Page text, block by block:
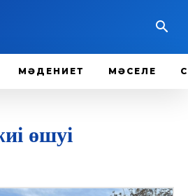
МӘДЕНИЕТ МӘСЕЛЕ
өшуі